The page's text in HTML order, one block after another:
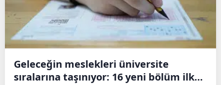
Geleceğin meslekleri üniversite
sıralarına taşınıyor: 16 yeni bölüm ilk